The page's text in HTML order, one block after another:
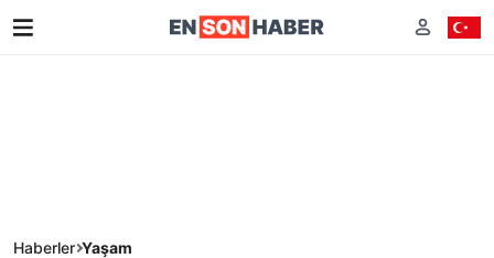
Haberler Yaşam